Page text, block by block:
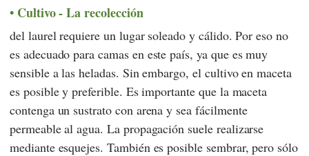
Cultivo - La recolección
del laurel requiere un lugar soleado y cálido. Por eso no
es adecuado para camas en este país, ya que es muy
sensible a las heladas. Sin embargo, el cultivo en maceta
es posible y preferible. Es importante que la maceta
contenga un sustrato con arena y sea fácilmente
permeable al agua. La propagación suele realizarse
mediante esquejes. También es posible sembrar, pero sólo